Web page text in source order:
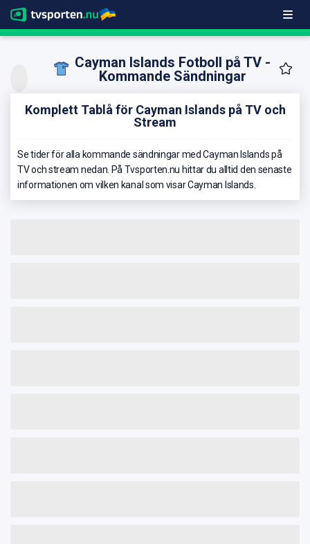
Cayman Islands Fotboll på TV -
Kommande Sändningar
Komplett Tablå för Cayman Islands på TV och
Stream
Se tider för alla kommande sändningar med Cayman Islands på
TV och stream nedan. På Tvsporten.nu hittar du alltid den senaste
informationen om vilken kanal som visar Cayman Islands.